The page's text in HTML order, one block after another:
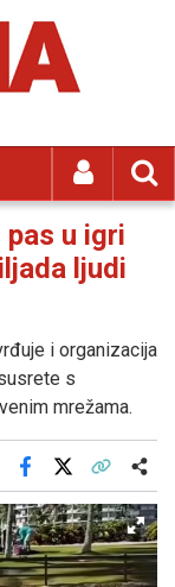
pas u igri
ljudi
i organizacija
s
mrežama.
Facebook